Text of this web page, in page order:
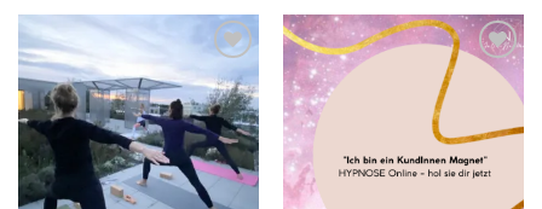
Zur
Wunschliste
hinzufügen
Wunschliste
hinzufügen